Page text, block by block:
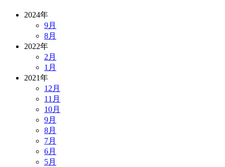
2024年
9月
8月
2022年
2月
1月
2021年
12月
11月
10月
9月
8月
7月
6月
5月